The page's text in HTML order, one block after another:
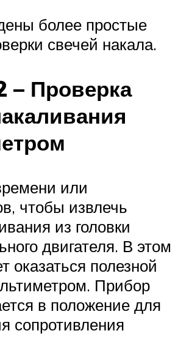
более простые
свечей накала.
– Проверка
или
чтобы извлечь
из головки
двигателя. В этом
оказаться полезной
Прибор
в положение для
сопротивления